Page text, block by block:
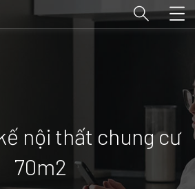
nội thất chung cư
70m2